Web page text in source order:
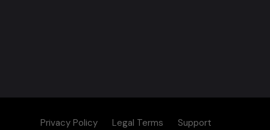
Privacy Policy Legal Terms Support